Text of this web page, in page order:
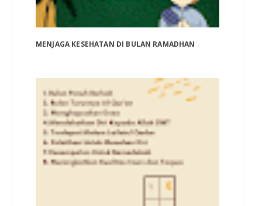
MENJAGA KESEHATAN DI BULAN RAMADHAN